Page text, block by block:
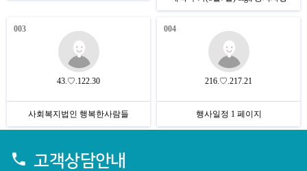
003
43.♡.122.30
사회복지법인 행복한사람들
004
216.♡.217.21
행사일정 1 페이지
고객상담안내